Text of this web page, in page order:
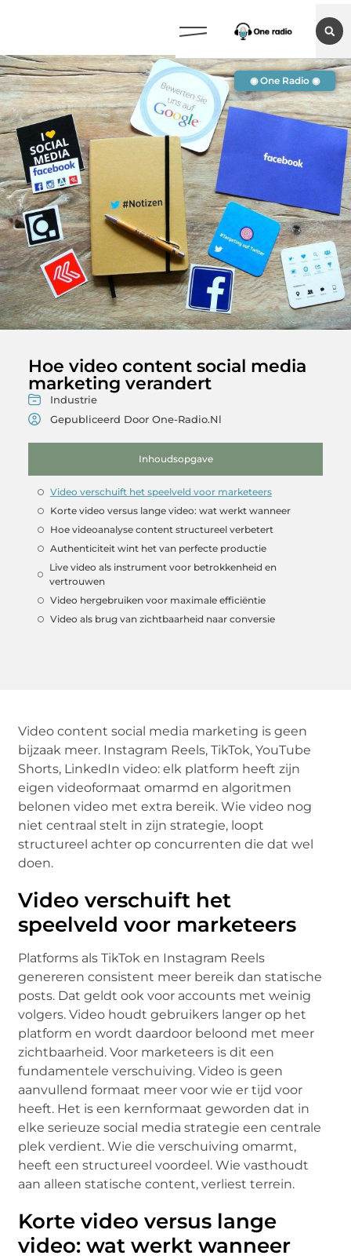
Hoe video content social media
marketing verandert
Industrie
Gepubliceerd Door One-Radio.nl
Inhoudsopgave
Video verschuift het speelveld voor marketeers
Korte video versus lange video: wat werkt wanneer
Hoe videoanalyse content structureel verbetert
Authenticiteit wint het van perfecte productie
Live video als instrument voor betrokkenheid en
vertrouwen
Video hergebruiken voor maximale efficiëntie
Video als brug van zichtbaarheid naar conversie
◉ One Radio ◉
Video content social media marketing is geen
bijzaak meer. Instagram Reels, TikTok, YouTube
Shorts, LinkedIn video: elk platform heeft zijn
eigen videoformaat omarmd en algoritmen
belonen video met extra bereik. Wie video nog
niet centraal stelt in zijn strategie, loopt
structureel achter op concurrenten die dat wel
doen.
Video verschuift het
speelveld voor marketeers
Platforms als TikTok en Instagram Reels
genereren consistent meer bereik dan statische
posts. Dat geldt ook voor accounts met weinig
volgers. Video houdt gebruikers langer op het
platform en wordt daardoor beloond met meer
zichtbaarheid. Voor marketeers is dit een
fundamentele verschuiving. Video is geen
aanvullend formaat meer voor wie er tijd voor
heeft. Het is een kernformaat geworden dat in
elke serieuze social media strategie een centrale
plek verdient. Wie die verschuiving omarmt,
heeft een structureel voordeel. Wie vasthoudt
aan alleen statische content, verliest terrein.
Korte video versus lange
video: wat werkt wanneer